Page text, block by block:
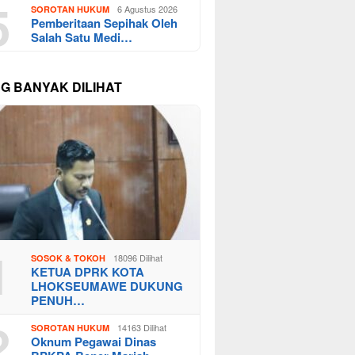
SOROTAN HUKUM 6 Agustus 2026
Pemberitaan Sepihak Oleh
Salah Satu Medi…
BANYAK DILIHAT
SOSOK & TOKOH 18096 Dilihat
KETUA DPRK KOTA
LHOKSEUMAWE DUKUNG
PENUH…
SOROTAN HUKUM 14163 Dilihat
Oknum Pegawai Dinas